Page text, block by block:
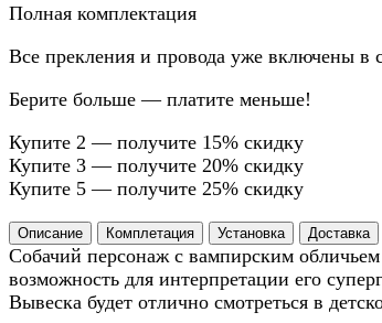
Полная комплектация
Все прекления и провода уже включены в
Берите больше — платите меньше!
Купите 2 — получите 15% скидку
Купите 3 — получите 20% скидку
Купите 5 — получите 25% скидку
Описание Комплетация Установка Доставка
Собачий персонаж с вампирским
возможность для интерпретации его
Вывеска будет отлично смотреться в